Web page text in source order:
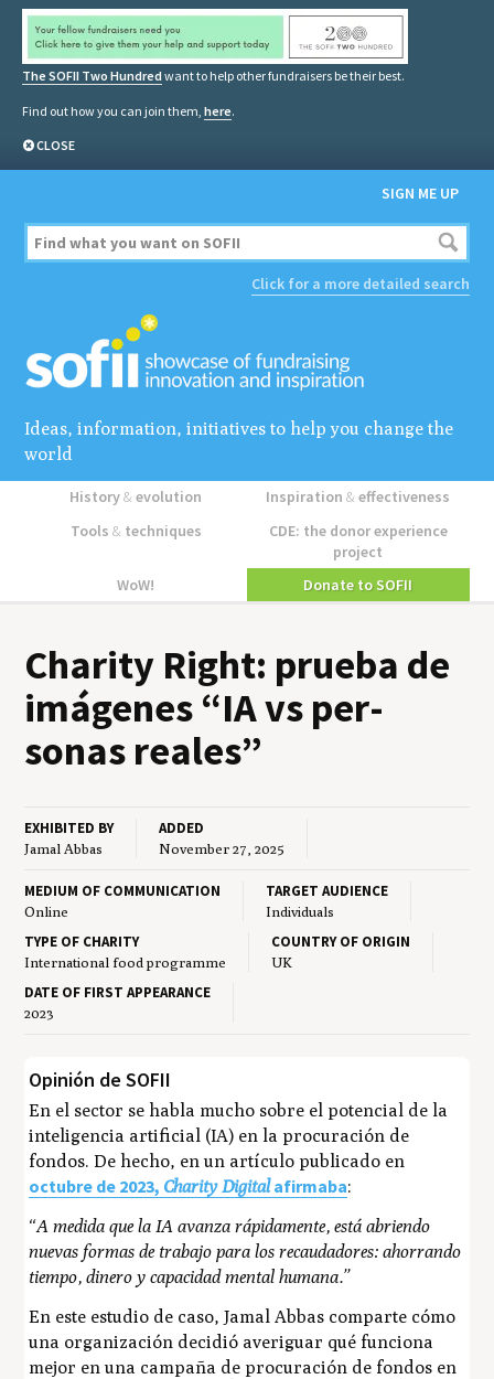
The SOFII Two Hundred want to help other fundraisers be their best.
Find out how you can join them, here.
CLOSE
SIGN ME UP
Click for a more detailed search
Ideas, information, initiatives to help you change the
world
History&evolution Inspiration&effectiveness
Tools & techniques
CDE: the donor experience
project
WoW!
Donate to SOFII
Char­i­ty Right: prue­ba de
imá­genes “IAvs per­
sonas reales”
EXHIBITED BY
Jamal Abbas
ADDED
November 27, 2025
MEDIUM OF COMMUNICATION
Online
TARGET AUDIENCE
Individuals
TYPE OF CHARITY
International food programme
COUNTRY OF ORIGIN
UK
DATE OF FIRST APPEARANCE
2023
Opinión de SOFII
En el sector se habla mucho sobre el potencial de la
inteligencia artificial (IA) en la procuración de
fondos. De hecho, en un artículo publicado en
octubre de 2023, Charity Digitalafirmaba:
“A medida que la IA avanza rápidamente, está abriendo
nuevas formas de trabajo para los recaudadores: ahorrando
tiempo, dinero y capacidad mental humana.”
En este estudio de caso, Jamal Abbas comparte cómo
una organización decidió averiguar qué funciona
mejor en una campaña de procuración de fondos en